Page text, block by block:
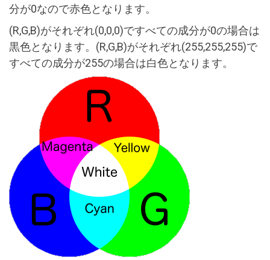
分が0なので赤色となります。
(R,G,B)がそれぞれ(0,0,0)ですべての成分が0の場合は
黒色となります。(R,G,B)がそれぞれ(255,255,255)で
すべての成分が255の場合は白色となります。